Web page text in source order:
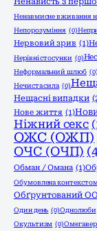
Ненавмисне вживання
Непорозуміння (0)
Нервовий зрив (1)
Нерівні стосунки (0)
Неформальний шлюб (0)
Нечиста сила (0)
Нещасні випадки
Нове життя (1)
Ніжний секс
ОЖС (ОЖП)
ОЧС (ОЧП)
Обман / Омана (1)
Обумовлена
Обґрунтований
Один день (0)Однолюби
Окультизм (0)